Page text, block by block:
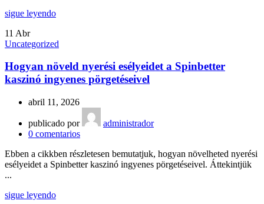
sigue leyendo
11 Abr
Uncategorized
Hogyan növeld nyerési esélyeidet a Spinbetter
kaszinó ingyenes pörgetéseivel
abril 11, 2026
publicado por
administrador
0 comentarios
Ebben a cikkben részletesen bemutatjuk, hogyan növelheted nyerési
esélyeidet a Spinbetter kaszinó ingyenes pörgetéseivel. Áttekintjük
...
sigue leyendo